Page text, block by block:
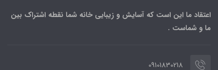
اعتقاد ما این است که آسایش و زیبایی خانه شما نقطه اشتراک بین
ما و شماست .
09101830218